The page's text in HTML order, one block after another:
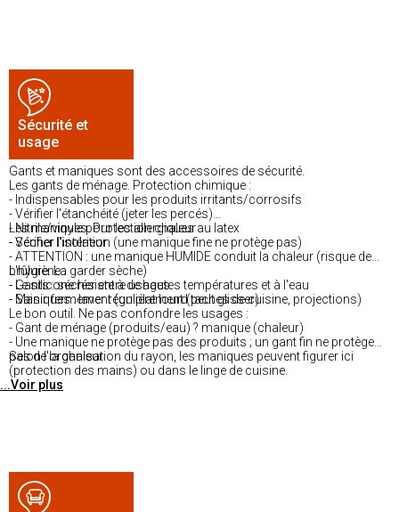
Sécurité et
usage
Gants et maniques sont des accessoires de sécurité.
Les gants de ménage. Protection chimique :
- Indispensables pour les produits irritants/corrosifs
- Vérifier l'étanchéité (jeter les percés)
- Nitrile/vinyle pour les allergiques au latex
- Sécher l'intérieur
Les maniques. Protection chaleur :
- Vérifier l'isolation (une manique fine ne protège pas)
- ATTENTION : une manique HUMIDE conduit la chaleur (risque de
brûlure. La garder sèche)
- Le silicone résiste à de hautes températures et à l'eau
- Saisir fermement (un plat lourd peut glisser)
L'hygiène :
- Gants : sécher entre usages
- Maniques : laver régulièrement (taches de cuisine, projections)
Le bon outil. Ne pas confondre les usages :
- Gant de ménage (produits/eau) ? manique (chaleur)
- Une manique ne protège pas des produits ; un gant fin ne protège
pas de la chaleur
Selon l'organisation du rayon, les maniques peuvent figurer ici
(protection des mains) ou dans le linge de cuisine.
...Voir plus